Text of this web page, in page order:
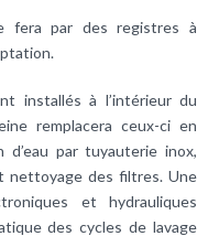
fera par des registres à
installés à l’intérieur du
remplacera ceux-ci en
par tuyauterie inox,
nettoyage des filtres. Une
et hydrauliques
des cycles de lavage